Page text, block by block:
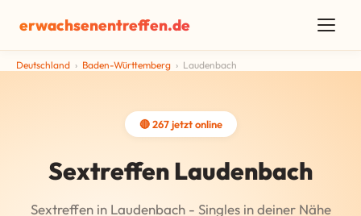
erwachsenentreffen.de
Deutschland › Baden-Württemberg › Laudenbach
🔴 267 jetzt online
Sextreffen Laudenbach
Sextreffen in Laudenbach - Singles in deiner Nähe